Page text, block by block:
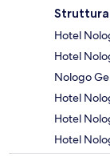
Hotel
Hotel
Nologo
Hotel
Hotel
Hotel